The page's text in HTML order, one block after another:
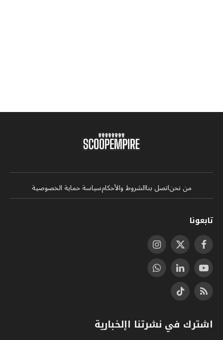
من نحناتصل بناالشروط والأحكامسياسة حماية الخصوصية
تابعونا
فيسبوكX
(Twitter)
الانستغرام
يوتيوب لينكدإنواتساب
RSS
تيكتوك
اشترك في نشرتنا اإلخبارية